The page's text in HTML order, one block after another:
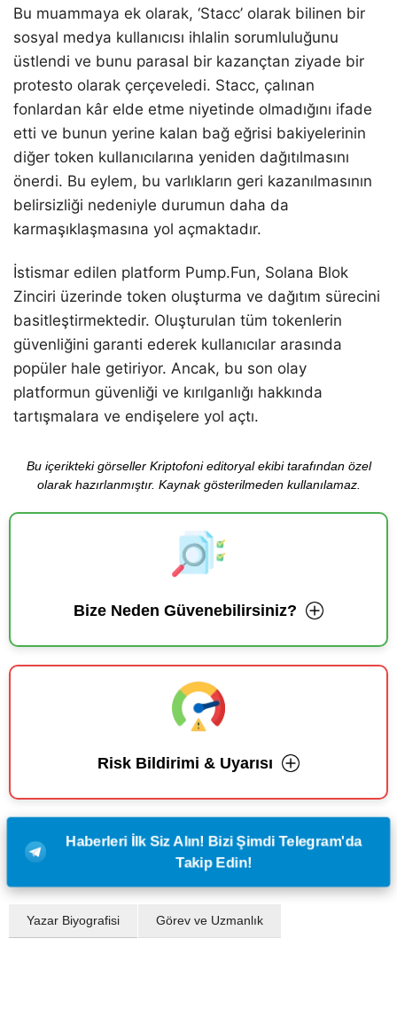
Bu muammaya ek olarak, ‘Stacc’ olarak bilinen bir
sosyal medya kullanıcısı ihlalin sorumluluğunu
üstlendi ve bunu parasal bir kazançtan ziyade bir
protesto olarak çerçeveledi. Stacc, çalınan
fonlardan kâr elde etme niyetinde olmadığını ifade
etti ve bunun yerine kalan bağ eğrisi bakiyelerinin
diğer token kullanıcılarına yeniden dağıtılmasını
önerdi. Bu eylem, bu varlıkların geri kazanılmasının
belirsizliği nedeniyle durumun daha da
karmaşıklaşmasına yol açmaktadır.
İstismar edilen platform Pump.Fun, Solana Blok
Zinciri üzerinde token oluşturma ve dağıtım sürecini
basitleştirmektedir. Oluşturulan tüm tokenlerin
güvenliğini garanti ederek kullanıcılar arasında
popüler hale getiriyor. Ancak, bu son olay
platformun güvenliği ve kırılganlığı hakkında
tartışmalara ve endişelere yol açtı.
Bu içerikteki görseller Kriptofoni editoryal ekibi tarafından özel
olarak hazırlanmıştır. Kaynak gösterilmeden kullanılamaz.
Bize Neden Güvenebilirsiniz?
Risk Bildirimi & Uyarısı
Haberleri İlk Siz Alın! Bizi Şimdi Telegram'da
Takip Edin!
Yazar Biyografisi Görev ve Uzmanlık